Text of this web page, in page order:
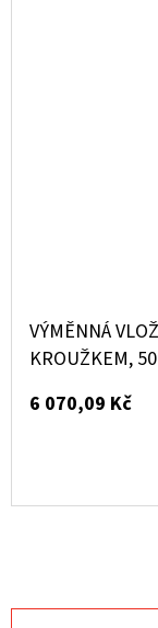
VÝMĚNNÁ
KROUŽKEM,
6 070,09 Kč